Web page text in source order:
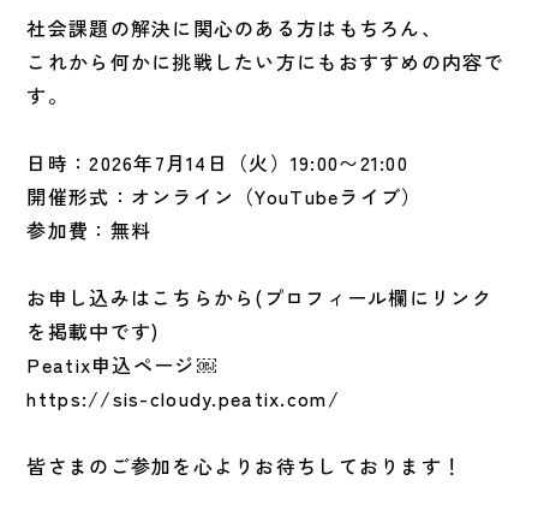
社会課題の解決に関心のある方はもちろん、
これから何かに挑戦したい方にもおすすめの内容で
す。
日時：2026年7月14日（火）19:00〜21:00
開催形式：オンライン（YouTubeライブ）
参加費：無料
お申し込みはこちらから(プロフィール欄にリンク
を掲載中です)
Peatix申込ページ⁠￼
https://sis-cloudy.peatix.com/
皆さまのご参加を心よりお待ちしております！